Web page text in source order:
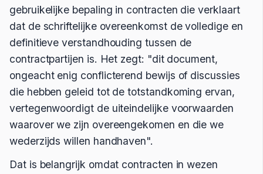
gebruikelijke bepaling in contracten die verklaart
dat de schriftelijke overeenkomst de volledige en
definitieve verstandhouding tussen de
contractpartijen is. Het zegt: "dit document,
ongeacht enig conflicterend bewijs of discussies
die hebben geleid tot de totstandkoming ervan,
vertegenwoordigt de uiteindelijke voorwaarden
waarover we zijn overeengekomen en die we
wederzijds willen handhaven".
Dat is belangrijk omdat contracten in wezen